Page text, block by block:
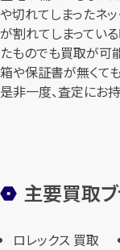
や切れてしまったネッ
が割れてしまっている
たものでも買取が可
箱や保証書が無くて
是非一度、査定にお持
主要買取ブ
ロレックス 買取